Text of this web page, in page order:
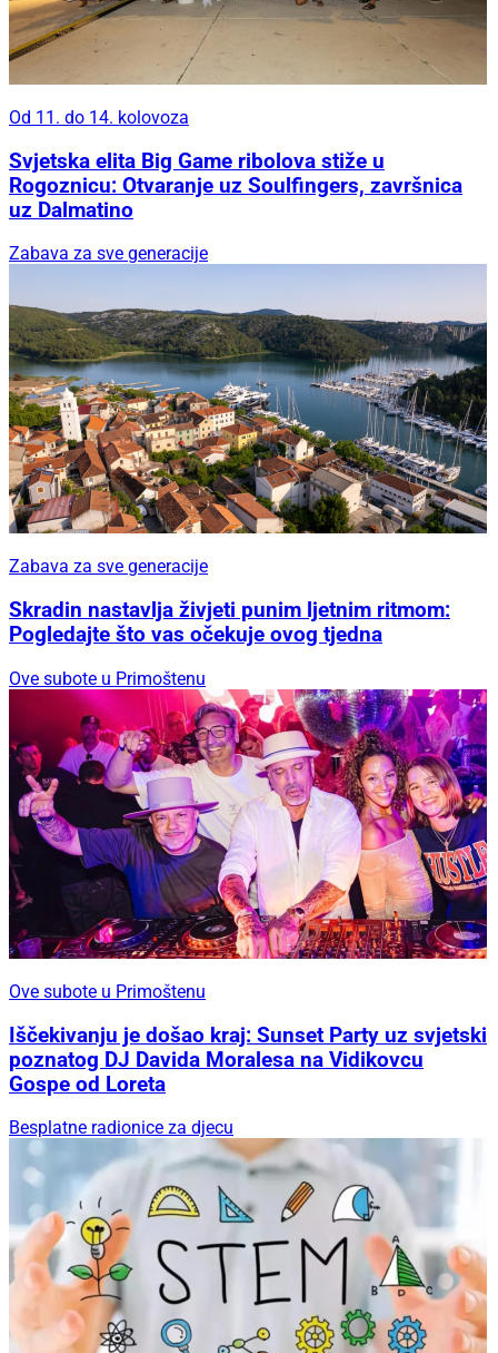
Od 11. do 14. kolovoza
Svjetska elita Big Game ribolova stiže u
Rogoznicu: Otvaranje uz Soulfingers, završnica
uz Dalmatino
Zabava za sve generacije
Zabava za sve generacije
Skradin nastavlja živjeti punim ljetnim ritmom:
Pogledajte što vas očekuje ovog tjedna
Ove subote u Primoštenu
Ove subote u Primoštenu
Iščekivanju je došao kraj: Sunset Party uz svjetski
poznatog DJ Davida Moralesa na Vidikovcu
Gospe od Loreta
Besplatne radionice za djecu